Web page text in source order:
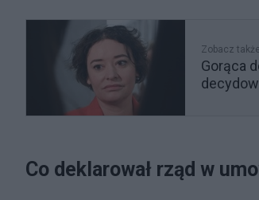
Zobacz także
Gorąca
Co deklarował rząd w